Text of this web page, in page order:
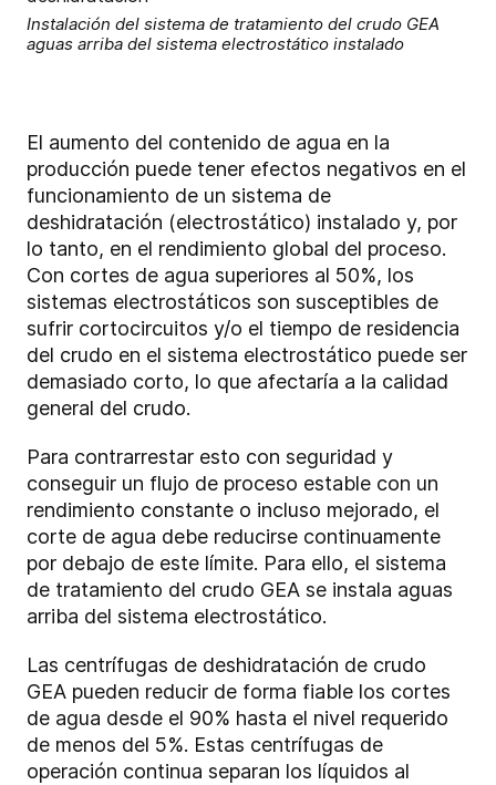
Instalación del sistema de tratamiento del crudo GEA
aguas arriba del sistema electrostático instalado
El aumento del contenido de agua en la
producción puede tener efectos negativos en el
funcionamiento de un sistema de
deshidratación (electrostático) instalado y, por
lo tanto, en el rendimiento global del proceso.
Con cortes de agua superiores al 50%, los
sistemas electrostáticos son susceptibles de
sufrir cortocircuitos y/o el tiempo de residencia
del crudo en el sistema electrostático puede ser
demasiado corto, lo que afectaría a la calidad
general del crudo.
Para contrarrestar esto con seguridad y
conseguir un flujo de proceso estable con un
rendimiento constante o incluso mejorado, el
corte de agua debe reducirse continuamente
por debajo de este límite. Para ello, el sistema
de tratamiento del crudo GEA se instala aguas
arriba del sistema electrostático.
Las centrífugas de deshidratación de crudo
GEA pueden reducir de forma fiable los cortes
de agua desde el 90% hasta el nivel requerido
de menos del 5%. Estas centrífugas de
operación continua separan los líquidos al